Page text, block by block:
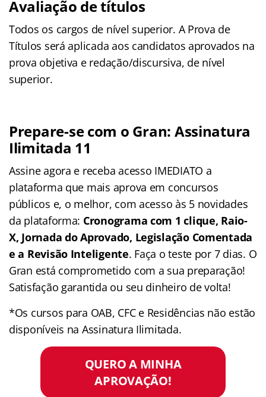
Avaliação de títulos
Todos os cargos de nível superior. A Prova de
Títulos será aplicada aos candidatos aprovados na
prova objetiva e redação/discursiva, de nível
superior.
Prepare-se com o Gran: Assinatura
Ilimitada 11
Assine agora e receba acesso IMEDIATO a
plataforma que mais aprova em concursos
públicos e, o melhor, com acesso às 5 novidades
da plataforma: Cronograma com 1 clique, Raio-
X, Jornada do Aprovado, Legislação Comentada
e a Revisão Inteligente. Faça o teste por 7 dias. O
Gran está comprometido com a sua preparação!
Satisfação garantida ou seu dinheiro de volta!
*Os cursos para OAB, CFC e Residências não estão
disponíveis na Assinatura Ilimitada.
QUERO A MINHA
APROVAÇÃO!